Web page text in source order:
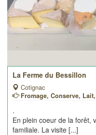
La Ferme du Bessillon
Cotignac
Fromage, Conserve,
.
En plein coeur de la forêt,
familiale. La visite [...]